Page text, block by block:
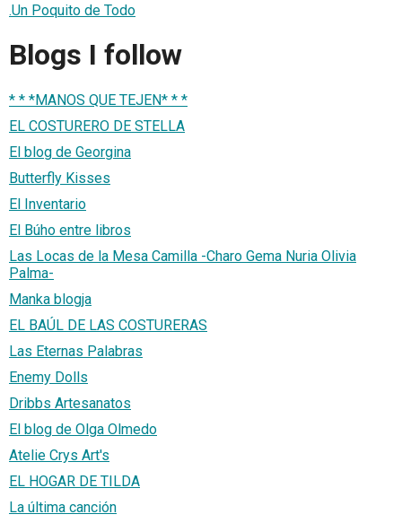
.Un Poquito de Todo
Blogs I follow
* * *MANOS QUE TEJEN* * *
EL COSTURERO DE STELLA
El blog de Georgina
Butterfly Kisses
El Inventario
El Búho entre libros
Las Locas de la Mesa Camilla -Charo Gema Nuria Olivia
Palma-
Manka blogja
EL BAÚL DE LAS COSTURERAS
Las Eternas Palabras
Enemy Dolls
Dribbs Artesanatos
El blog de Olga Olmedo
Atelie Crys Art's
EL HOGAR DE TILDA
La última canción